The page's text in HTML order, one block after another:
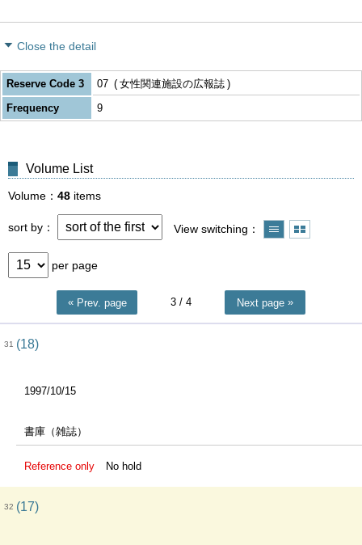
Close the detail
Reserve Code 3 07
女性関連施設の広報誌
Frequency
9
Volume List
Volume 48 items
sort by View switching
per page
Prev. page 3 / 4 Next page
31 (18)
1997/10/15
書庫（雑誌）
Reference only No hold
32 (17)